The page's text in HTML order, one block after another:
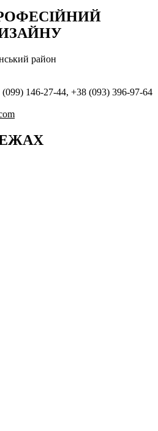
район
(099) 146-27-44, +38 (093) 396-97-64